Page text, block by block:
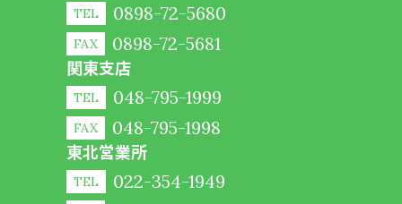
TEL 0898-72-5680
FAX 0898-72-5681
関東支店
TEL 048-795-1999
FAX 048-795-1998
東北営業所
TEL 022-354-1949